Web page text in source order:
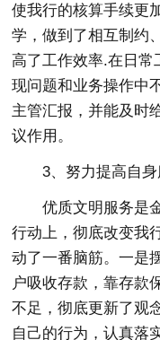
使我行的核算手续更
学，做到了相互制约
高了工作效率.在日常
现问题和业务操作中
主管汇报，并能及时
议作用。
3、努力提高自身
优质文明服务是
行动上，彻底改变我
动了一番脑筋。一是
户吸收存款，靠存款
不足，彻底更新了观
自己的行为，认真落